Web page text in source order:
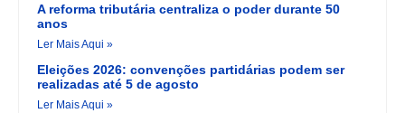
A reforma tributária centraliza o poder durante 50
anos
Ler Mais Aqui »
Eleições 2026: convenções partidárias podem ser
realizadas até 5 de agosto
Ler Mais Aqui »